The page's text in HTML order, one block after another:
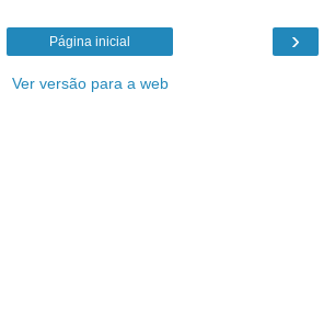
›
Página inicial
Ver versão para a web